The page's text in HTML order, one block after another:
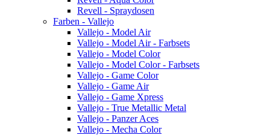
Revell - Spraydosen
Farben - Vallejo
Vallejo - Model Air
Vallejo - Model Air - Farbsets
Vallejo - Model Color
Vallejo - Model Color - Farbsets
Vallejo - Game Color
Vallejo - Game Air
Vallejo - Game Xpress
Vallejo - True Metallic Metal
Vallejo - Panzer Aces
Vallejo - Mecha Color